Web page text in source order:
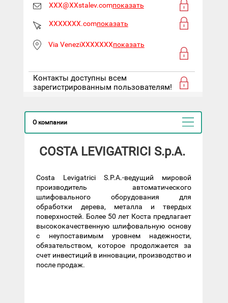
XXX@XXstalev.comпоказать
XXXXXXX.comпоказать
Via VeneziXXXXXXXпоказать
Контакты доступны всем
зарегистрированным пользователям!
О компании
COSTA LEVIGATRICI S.p.A.
Costa Levigatrici S.P.A.-ведущий мировой
производитель автоматического
шлифовального оборудования для
обработки дерева, металла и твердых
поверхностей. Более 50 лет Коста предлагает
высококачественную шлифовальную основу
с неупоставимым уровнем надежности,
обязательством, которое продолжается за
счет инвестиций в инновации, производство и
после продаж.